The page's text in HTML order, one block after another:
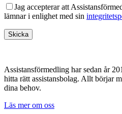
Jag accepterar att
lämnar i enlighet med sin
Assistansförmedling har sedan år
hitta rätt assistansbolag. Allt börjar
dina behov.
Läs mer om oss